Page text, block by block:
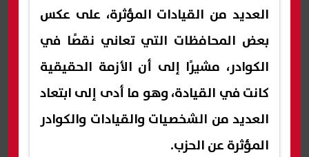
العديد من القيادات المؤثرة، على عكس
بعض المحافظات التي تعاني نقصًا في
الكوادر، مشيرًا إلى أن الأزمة الحقيقية
كانت في القيادة، وهو ما أدى إلى ابتعاد
العديد من الشخصيات والقيادات والكوادر
المؤثرة عن الحزب.